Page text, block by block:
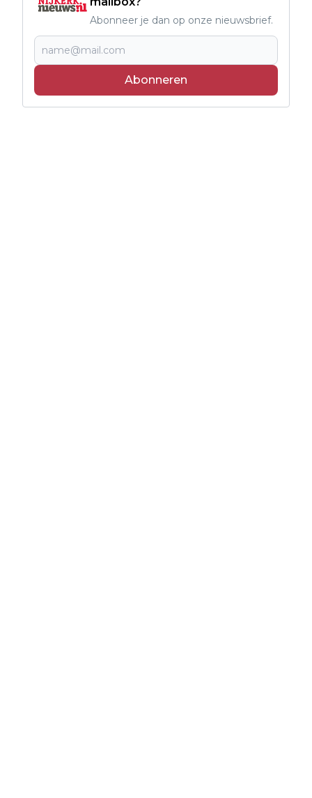
Abonneer je dan op onze nieuwsbrief.
Abonneren